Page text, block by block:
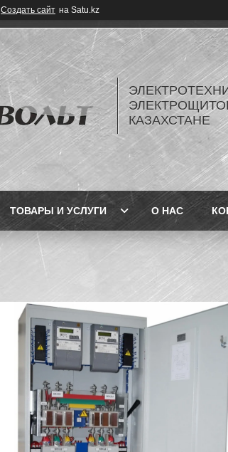
Создать сайт на Satu.kz
КАЗАХСТАНЕ
ТОВАРЫ И УСЛУГИ О НАС